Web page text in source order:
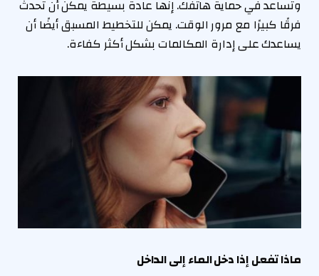
وتساعد في حماية هاتفك. إنها عادة بسيطة يمكن أن تحدث
فرقًا كبيرًا مع مرور الوقت. يمكن للتخطيط المسبق أيضًا أن
يساعدك على إدارة المكالمات بشكل أكثر كفاءة.
ماذا تفعل إذا دخل الماء إلى الداخل